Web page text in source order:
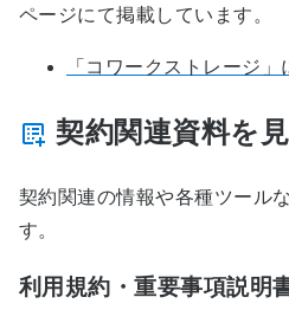
ページにて掲載しています。
「コワークストレージ
契約関連資料を
契約関連の情報や各種ツール
す。
利用規約・重要事項説明